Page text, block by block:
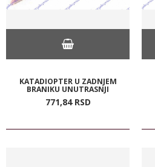
KATADIOPTER U ZADNJEM
BRANIKU UNUTRASNJI
771,84 RSD